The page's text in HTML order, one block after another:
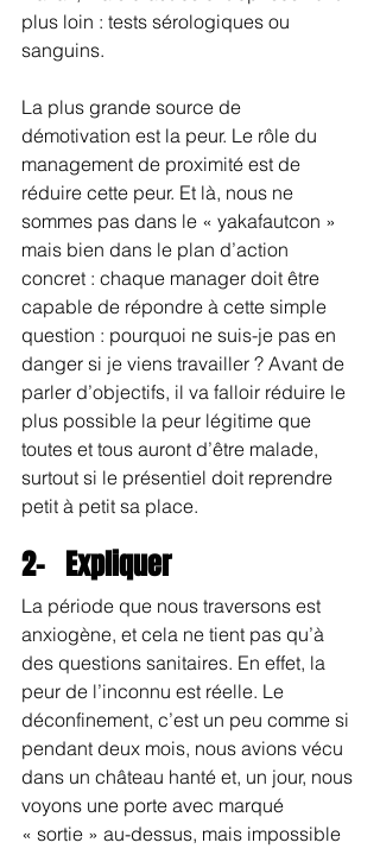
plus loin : tests sérologiques ou
sanguins.
La plus grande source de
démotivation est la peur. Le rôle du
management de proximité est de
réduire cette peur. Et là, nous ne
sommes pas dans le « yakafautcon »
mais bien dans le plan d’action
concret : chaque manager doit être
capable de répondre à cette simple
question : pourquoi ne suis-je pas en
danger si je viens travailler ? Avant de
parler d’objectifs, il va falloir réduire le
plus possible la peur légitime que
toutes et tous auront d’être malade,
surtout si le présentiel doit reprendre
petit à petit sa place.
2-   Expliquer
La période que nous traversons est
anxiogène, et cela ne tient pas qu’à
des questions sanitaires. En effet, la
peur de l’inconnu est réelle. Le
déconfinement, c’est un peu comme si
pendant deux mois, nous avions vécu
dans un château hanté et, un jour, nous
voyons une porte avec marqué
« sortie » au-dessus, mais impossible